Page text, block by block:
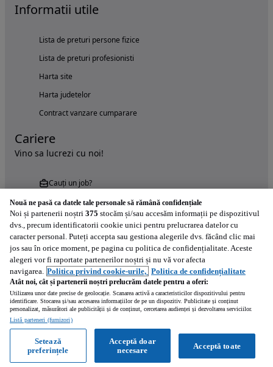
Informatii utile
Lista de preturi persone fizice
Lista de preturi profesionisti
Harta site
Harta judetelor
Contract vanzare cumparare
Cariere
Vino sa lucrezi cu noi!
Cauți un job?
Încearcă acum aplicația Autovit.ro
Nouă ne pasă ca datele tale personale să rămână confidențiale
Noi și partenerii noștri 375 stocăm și/sau accesăm informații pe dispozitivul
dvs., precum identificatorii cookie unici pentru prelucrarea datelor cu
caracter personal. Puteți accepta sau gestiona alegerile dvs. făcând clic mai
jos sau în orice moment, pe pagina cu politica de confidențialitate. Aceste
alegeri vor fi raportate partenerilor noștri și nu vă vor afecta
navigarea. Politica privind cookie-urile, Politica de confidențialitate
Atât noi, cât și partenerii noștri prelucrăm datele pentru a oferi:
Utilizarea unor date precise de geolocație. Scanarea activă a caracteristicilor dispozitivului pentru
identificare. Stocarea și/sau accesarea informațiilor de pe un dispozitiv. Publicitate și conținut
personalizat, măsurători ale publicității și de conținut, cercetarea audienței și dezvoltarea serviciilor.
Listă parteneri (furnizori)
Acceptă toate
Acceptă doar
necesare
Setează
preferințele